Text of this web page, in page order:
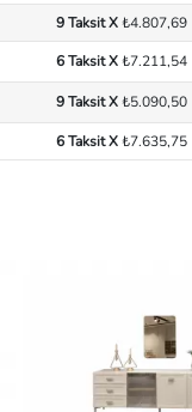
9 Taksit X₺4.807,69
6 Taksit X₺7.211,54
9 Taksit X₺5.090,50
6 Taksit X₺7.635,75